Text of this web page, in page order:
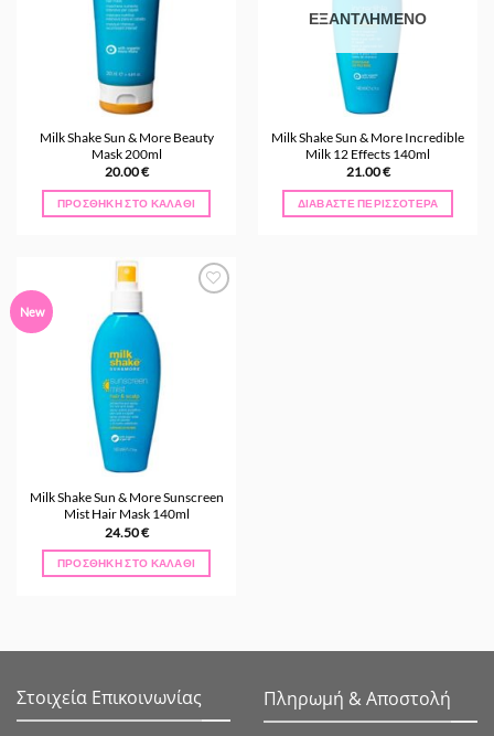
Milk Shake Sun & More Beauty
Mask 200ml
20.00€
ΠΡΟΣΘΉΚΗ ΣΤΟ ΚΑΛΆΘΙ
ΕΞΑΝΤΛΗΜΈΝΟ
Milk Shake Sun & More Incredible
Milk 12 Effects 140ml
21.00€
ΔΙΑΒΆΣΤΕ ΠΕΡΙΣΣΌΤΕΡΑ
New
Milk Shake Sun & More Sunscreen
Mist Hair Mask 140ml
24.50€
ΠΡΟΣΘΉΚΗ ΣΤΟ ΚΑΛΆΘΙ
Στοιχεία Επικοινωνίας Πληρωμή & Αποστολή